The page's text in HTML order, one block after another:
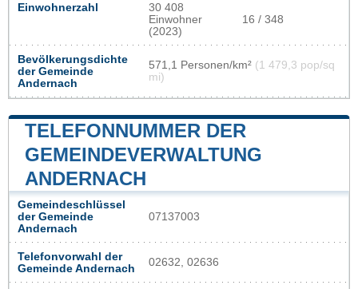
Einwohnerzahl
30 408
Einwohner
(2023)
16 / 348
Bevölkerungsdichte
der Gemeinde
Andernach
571,1 Personen/km² (1 479,3 pop/sq
mi)
TELEFONNUMMER DER
GEMEINDEVERWALTUNG
ANDERNACH
Gemeindeschlüssel
der Gemeinde
Andernach
07137003
Telefonvorwahl der
Gemeinde Andernach
02632, 02636